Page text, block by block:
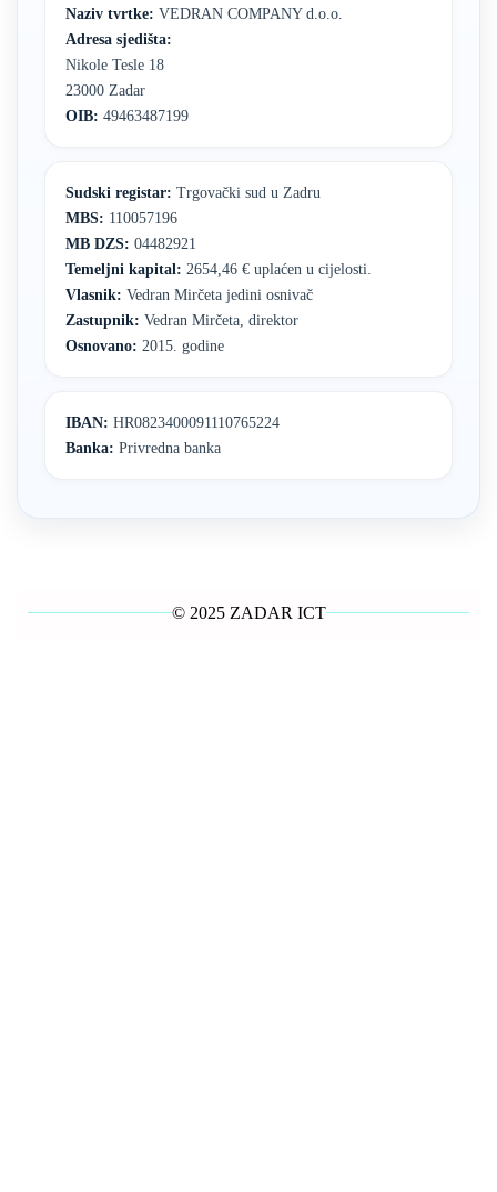
Naziv tvrtke: VEDRAN COMPANY d.o.o.
Adresa sjedišta:
Nikole Tesle 18
23000 Zadar
OIB: 49463487199
Sudski registar: Trgovački sud u Zadru
MBS: 110057196
MB DZS: 04482921
Temeljni kapital: 2654,46 € uplaćen u cijelosti.
Vlasnik: Vedran Mirčeta jedini osnivač
Zastupnik: Vedran Mirčeta, direktor
Osnovano: 2015. godine
IBAN: HR0823400091110765224
Banka: Privredna banka
© 2025 ZADAR ICT